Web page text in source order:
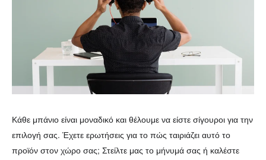
Κάθε μπάνιο είναι μοναδικό και θέλουμε να είστε σίγουροι για την
επιλογή σας. Έχετε ερωτήσεις για το πώς ταιριάζει αυτό το
προϊόν στον χώρο σας; Στείλτε μας το μήνυμά σας ή καλέστε